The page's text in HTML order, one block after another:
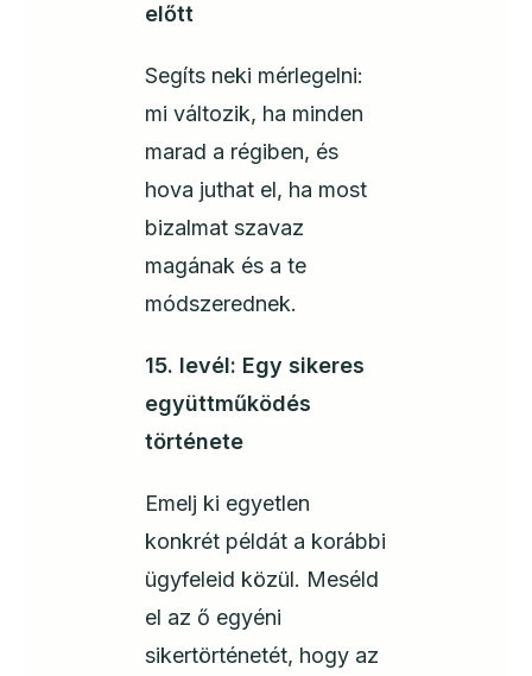
előtt
Segíts neki mérlegelni:
mi változik, ha minden
marad a régiben, és
hova juthat el, ha most
bizalmat szavaz
magának és a te
módszerednek.
15. levél: Egy sikeres
együttműködés
története
Emelj ki egyetlen
konkrét példát a korábbi
ügyfeleid közül. Meséld
el az ő egyéni
sikertörténetét, hogy az